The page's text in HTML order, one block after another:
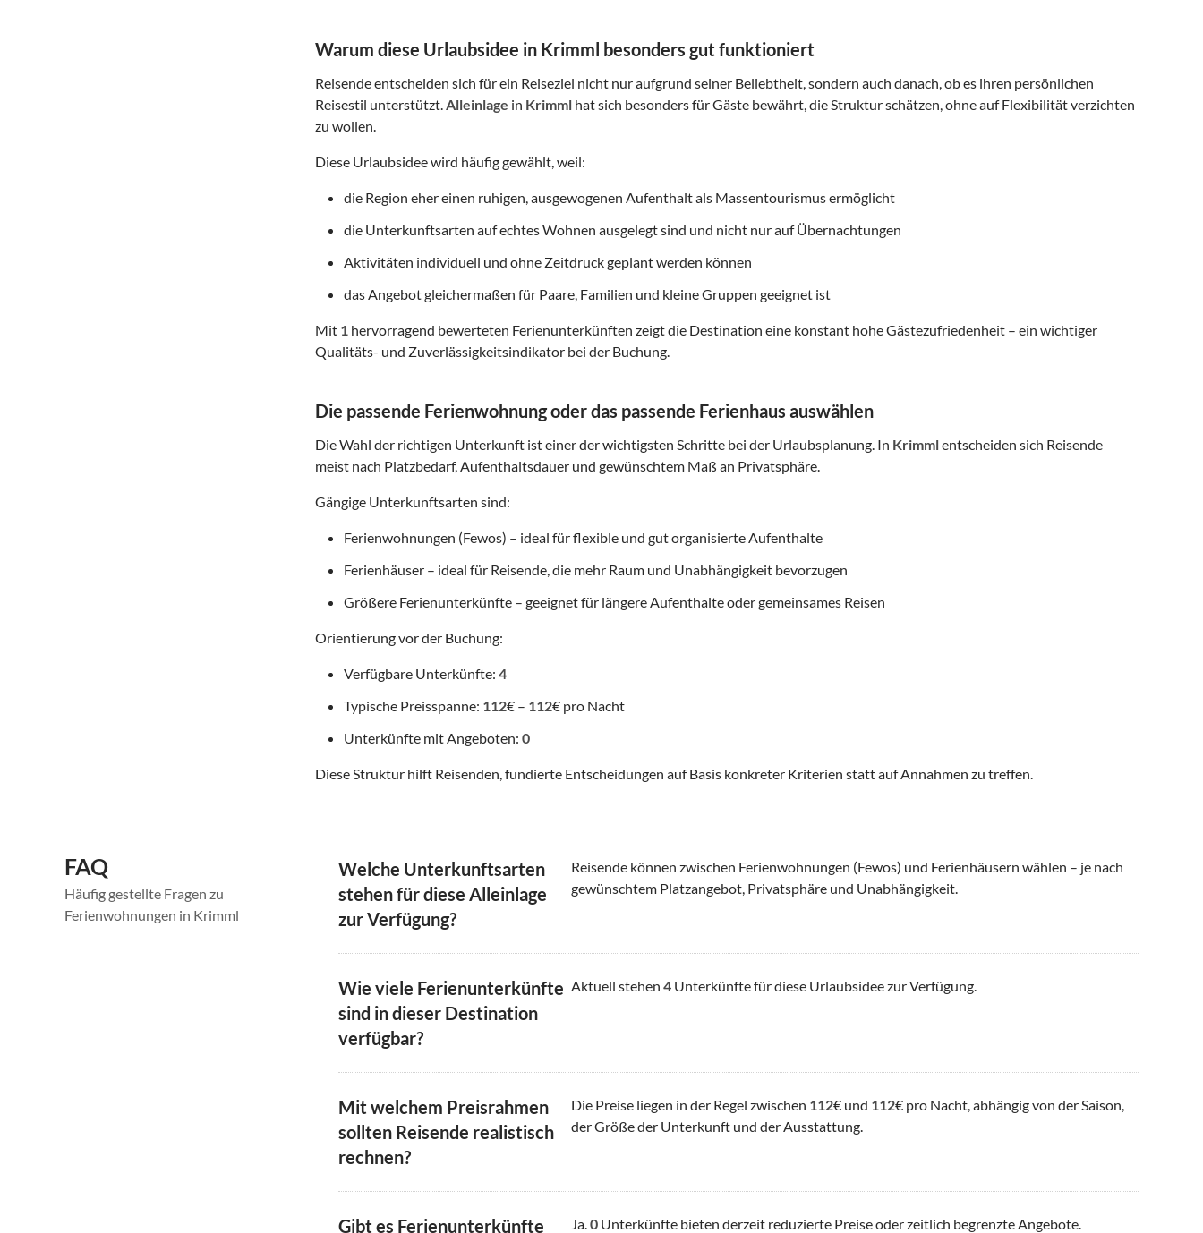
Warum diese Urlaubsidee in Krimml besonders gut funktioniert
Reisende entscheiden sich für ein Reiseziel nicht nur aufgrund seiner Beliebtheit, sondern auch danach, ob es ihren persönlichen
Reisestil unterstützt.Alleinlage in Krimml hat sich besonders für Gäste bewährt, die Struktur schätzen, ohne auf Flexibilität verzichten
zu wollen.
Diese Urlaubsidee wird häufig gewählt, weil:
die Region eher einen ruhigen, ausgewogenen Aufenthalt als Massentourismus ermöglicht
die Unterkunftsarten auf echtes Wohnen ausgelegt sind und nicht nur auf Übernachtungen
Aktivitäten individuell und ohne Zeitdruck geplant werden können
das Angebot gleichermaßen für Paare, Familien und kleine Gruppen geeignet ist
Mit 1 hervorragend bewerteten Ferienunterkünften zeigt die Destination eine konstant hohe Gästezufriedenheit – ein wichtiger
Qualitäts- und Zuverlässigkeitsindikator bei der Buchung.
Die passende Ferienwohnung oder das passende Ferienhaus auswählen
Die Wahl der richtigen Unterkunft ist einer der wichtigsten Schritte bei der Urlaubsplanung. In Krimmlentscheiden sich Reisende
meist nach Platzbedarf, Aufenthaltsdauer und gewünschtem Maß an Privatsphäre.
Gängige Unterkunftsarten sind:
Ferienwohnungen (Fewos) – ideal für flexible und gut organisierte Aufenthalte
Ferienhäuser – ideal für Reisende, die mehr Raum und Unabhängigkeit bevorzugen
Größere Ferienunterkünfte – geeignet für längere Aufenthalte oder gemeinsames Reisen
Orientierung vor der Buchung:
Verfügbare Unterkünfte: 4
Typische Preisspanne: 112€ – 112€ pro Nacht
Unterkünfte mit Angeboten: 0
Diese Struktur hilft Reisenden, fundierte Entscheidungen auf Basis konkreter Kriterien statt auf Annahmen zu treffen.
FAQ
Häufig gestellte Fragen zu
Ferienwohnungen in Krimml
Welche Unterkunftsarten
stehen für diese Alleinlage
zur Verfügung?
Reisende können zwischen Ferienwohnungen (Fewos) und Ferienhäusern wählen – je nach
gewünschtem Platzangebot, Privatsphäre und Unabhängigkeit.
Wie viele Ferienunterkünfte
sind in dieser Destination
verfügbar?
Aktuell stehen 4 Unterkünfte für diese Urlaubsidee zur Verfügung.
Mit welchem Preisrahmen
sollten Reisende realistisch
rechnen?
Die Preise liegen in der Regel zwischen 112€ und 112€ pro Nacht, abhängig von der Saison,
der Größe der Unterkunft und der Ausstattung.
Gibt es Ferienunterkünfte Ja.0 Unterkünfte bieten derzeit reduzierte Preise oder zeitlich begrenzte Angebote.